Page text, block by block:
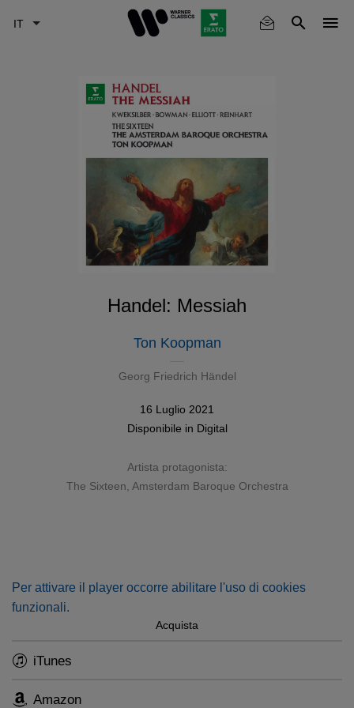
Handel: Messiah
Ton Koopman
Georg Friedrich Händel
16 Luglio 2021
Disponibile in Digital
Artista protagonista:
The Sixteen , Amsterdam Baroque Orchestra
Per attivare il player occorre abilitare l'uso di cookies
funzionali.
Acquista
iTunes
Amazon